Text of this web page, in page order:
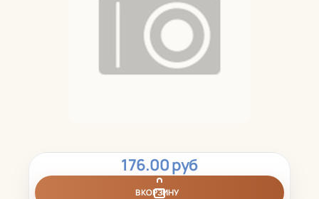
176.00 руб
В КОРЗИНУ